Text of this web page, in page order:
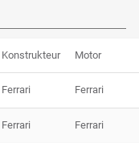
Konstrukteur Motor
Ferrari Ferrari
Ferrari Ferrari